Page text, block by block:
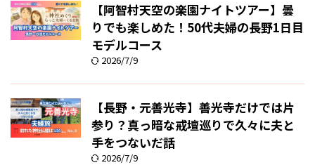
【阿智村天空の楽園ナイトツアー】曇
りでも楽しめた！50代夫婦の長野1日目
モデルコース
2026/7/9
【長野・元善光寺】善光寺だけでは片
参り？真っ暗な戒壇巡りで久々に夫と
手をつないだ話
2026/7/9